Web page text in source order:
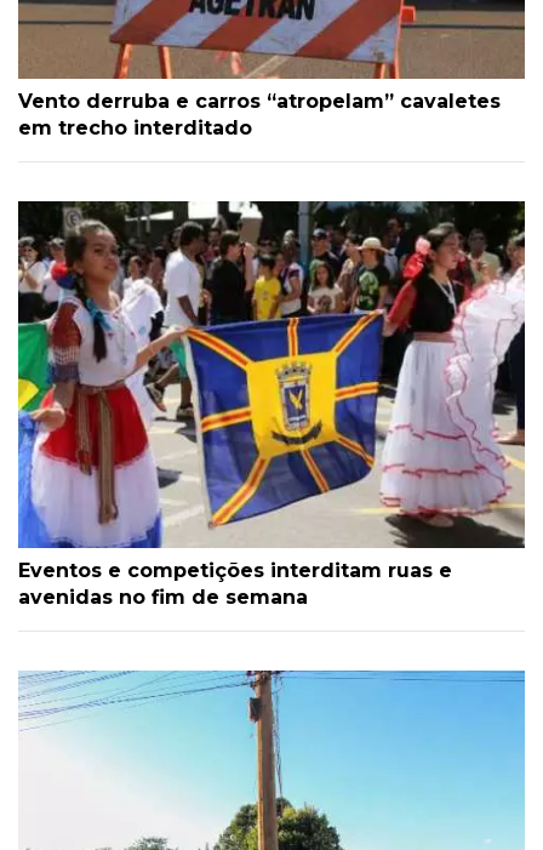
Vento derruba e carros “atropelam” cavaletes
em trecho interditado
Eventos e competições interditam ruas e
avenidas no fim de semana